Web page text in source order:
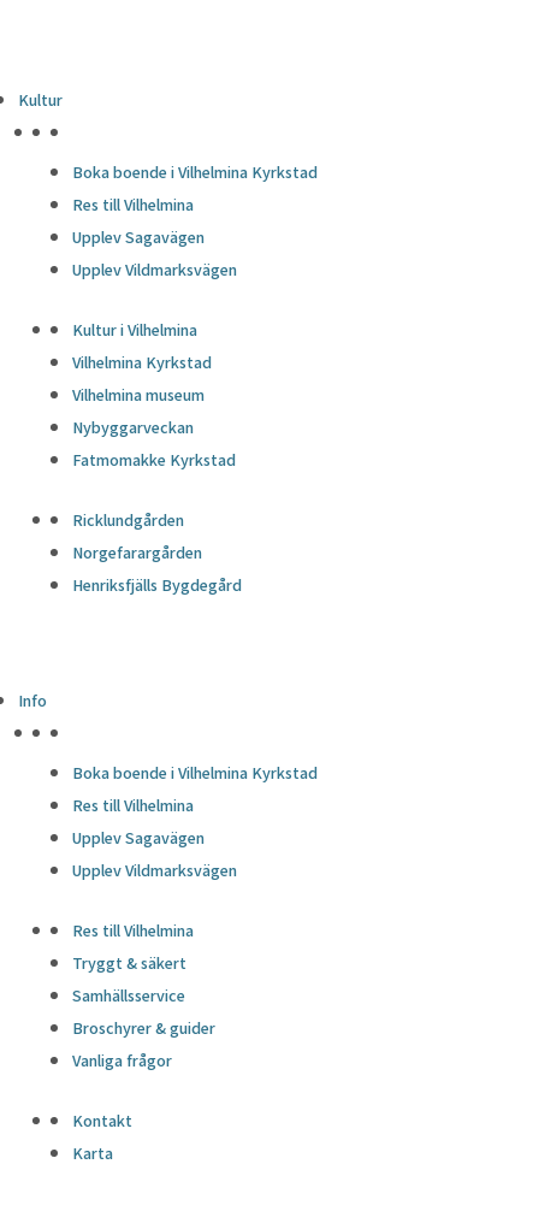
Kultur
Boka boende i Vilhelmina Kyrkstad
Res till Vilhelmina
Upplev Sagavägen
Upplev Vildmarksvägen
Kultur i Vilhelmina
Vilhelmina Kyrkstad
Vilhelmina museum
Nybyggarveckan
Fatmomakke Kyrkstad
Ricklundgården
Norgefarargården
Henriksfjälls Bygdegård
Info
Boka boende i Vilhelmina Kyrkstad
Res till Vilhelmina
Upplev Sagavägen
Upplev Vildmarksvägen
Res till Vilhelmina
Tryggt & säkert
Samhällsservice
Broschyrer & guider
Vanliga frågor
Kontakt
Karta